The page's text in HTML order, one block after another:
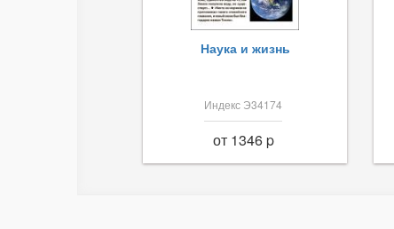
Наука и жизнь
Индекс Э34174
от 1346 p